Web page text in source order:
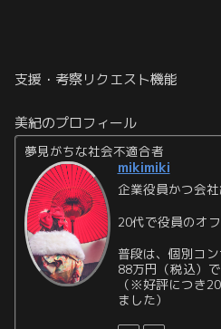
支援・考察リクエスト機能
美紀のプロフィール
夢見がちな社会不適合者
mikimiki
企業役員かつ会社
20代で役員のオ
普段は、個別コ
88万円（税込）
（※好評につき
ました）